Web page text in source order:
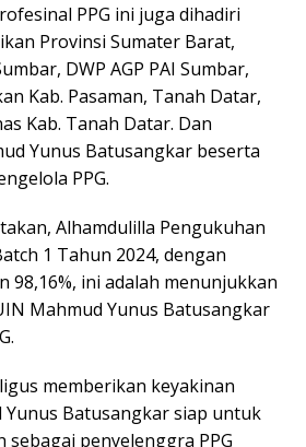
PPG ini juga dihadiri
Provinsi Sumater Barat,
DWP AGP PAI Sumbar,
Kab. Pasaman, Tanah Datar,
Kab. Tanah Datar. Dan
Yunus Batusangkar beserta
PPG.
Alhamdulilla Pengukuhan
1 Tahun 2024, dengan
98,16%, ini adalah menunjukkan
Mahmud Yunus Batusangkar
memberikan keyakinan
Yunus Batusangkar siap untuk
sebagai penyelenggra PPG